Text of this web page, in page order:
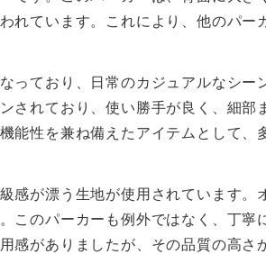
れています。これにより、他のパー
っており、日常のカジュアルなシ
されており、使い勝手が良く、細部
能性を兼ね備えたアイテムとして、
感が漂う生地が使用されています
このパーカーも例外ではなく、丁
感がありましたが、その品質の高さ